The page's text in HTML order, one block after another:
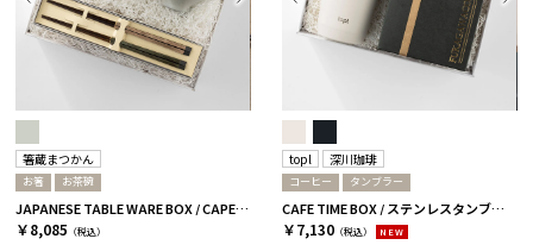
箸蔵まつかん
お箸 お茶碗
JAPANESE TABLE WARE BOX / CAPE / 茶碗+箸 / 浅葱＆桜
￥8,085 （税込）
topl 深川珈琲
コーヒー タンブラー
CAFE TIME BOX / ステンレスタンブラー+コーヒー ソルト
￥7,130 （税込） NEW